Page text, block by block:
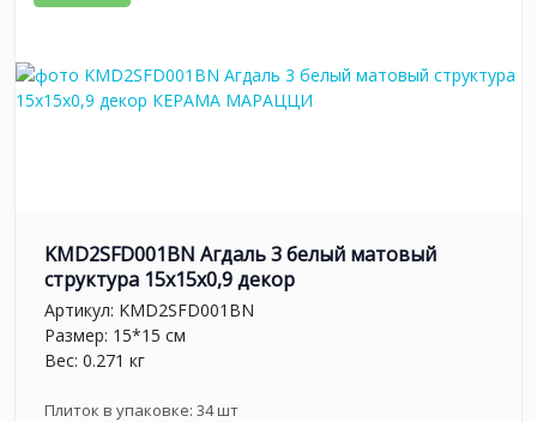
KMD2SFD001BN Агдаль 3 белый матовый
структура 15x15x0,9 декор
Артикул: KMD2SFD001BN
Размер: 15*15 см
Вес: 0.271 кг
Плиток в упаковке: 34шт